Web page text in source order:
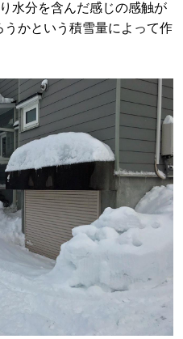
水分を含んだ感じの感触が
かという積雪量によって作